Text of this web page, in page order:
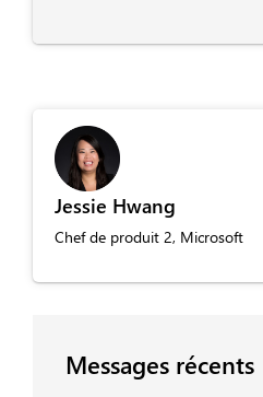
Jessie Hwang
Chef de produit 2, Microsoft
Messages récents